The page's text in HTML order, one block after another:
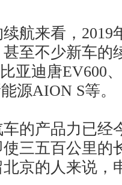
航来看，2019
至不少新车的
亚迪唐EV600
源AION S等。
的产品力已经
三五百公里的
京的人来说，